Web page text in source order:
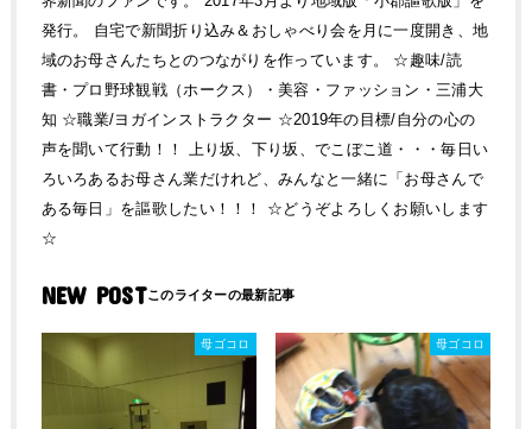
発行。 自宅で新聞折り込み＆おしゃべり会を月に一度開き、地
域のお母さんたちとのつながりを作っています。 ☆趣味/読
書・プロ野球観戦（ホークス）・美容・ファッション・三浦大
知 ☆職業/ヨガインストラクター ☆2019年の目標/自分の心の
声を聞いて行動！！ 上り坂、下り坂、でこぼこ道・・・毎日い
ろいろあるお母さん業だけれど、みんなと一緒に「お母さんで
ある毎日」を謳歌したい！！！ ☆どうぞよろしくお願いします
☆
NEW POST
母ゴコロ 母ゴコロ